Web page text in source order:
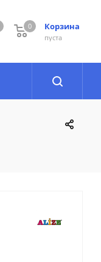
Корзина
0
пуста
0